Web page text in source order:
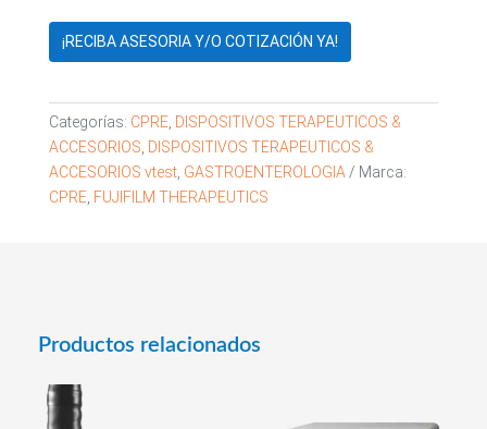
¡RECIBA ASESORIA Y/O COTIZACIÓN YA!
Categorías: CPRE, DISPOSITIVOS TERAPEUTICOS &
ACCESORIOS, DISPOSITIVOS TERAPEUTICOS &
ACCESORIOS vtest, GASTROENTEROLOGIA
Marca:
CPRE, FUJIFILM THERAPEUTICS
Productos relacionados